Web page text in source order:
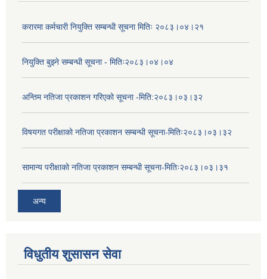
करारमा कर्मचारी नियुक्ति सम्बन्धी सूचना मितिः २०८३।०४।२१
नियुक्ति बुझ्ने सम्बन्धी सूचना - मितिः२०८३।०४।०४
अन्तिम नतिजा प्रकाशन गरिएको सूचना -मिति:२०८३।०३।३२
विषयगत परीक्षाको नतिजा प्रकाशन सम्बन्धी सूचना-मितिः२०८३।०३।३२
सामान्य परीक्षाको नतिजा प्रकाशन सम्बन्धी सूचना-मितिः२०८३।०३।३१
अन्य
विधुतीय शुसासन सेवा